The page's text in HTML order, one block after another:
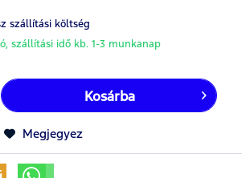
szállítási költség
szállítási idő kb. 1-3 munkanap
Kosárba
Megjegyez